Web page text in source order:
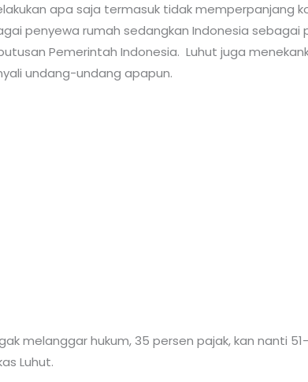
apa saja termasuk tidak memperpanjang
penyewa rumah sedangkan Indonesia sebagai
Pemerintah Indonesia. Luhut juga
undang-undang apapun.
melanggar hukum, 35 persen pajak, kan nanti
Luhut.